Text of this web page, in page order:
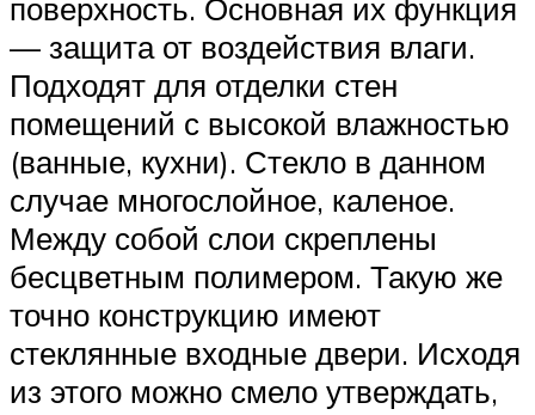
поверхность. Основная их функция
— защита от воздействия влаги.
Подходят для отделки стен
помещений с высокой влажностью
(ванные, кухни). Стекло в данном
случае многослойное, каленое.
Между собой слои скреплены
бесцветным полимером. Такую же
точно конструкцию имеют
стеклянные входные двери. Исходя
из этого можно смело утверждать,